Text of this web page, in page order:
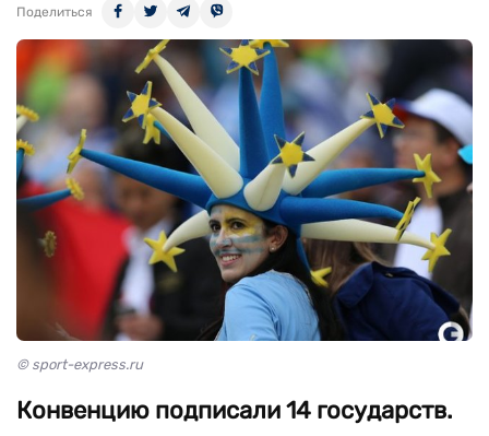
Поделиться
© sport-express.ru
Конвенцию подписали 14 государств.